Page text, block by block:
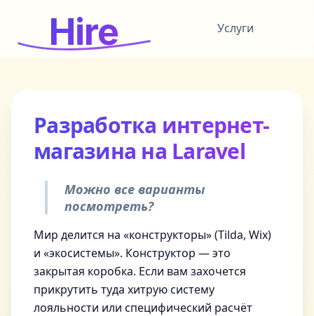
Hire Услуги
Разработка интернет-
магазина на Laravel
Можно все варианты
посмотреть?
Мир делится на «конструкторы» (Tilda, Wix)
и «экосистемы». Конструктор — это
закрытая коробка. Если вам захочется
прикрутить туда хитрую систему
лояльности или специфический расчёт